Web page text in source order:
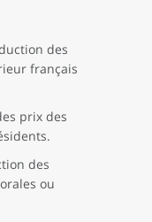
des
français
prix des
des
ou